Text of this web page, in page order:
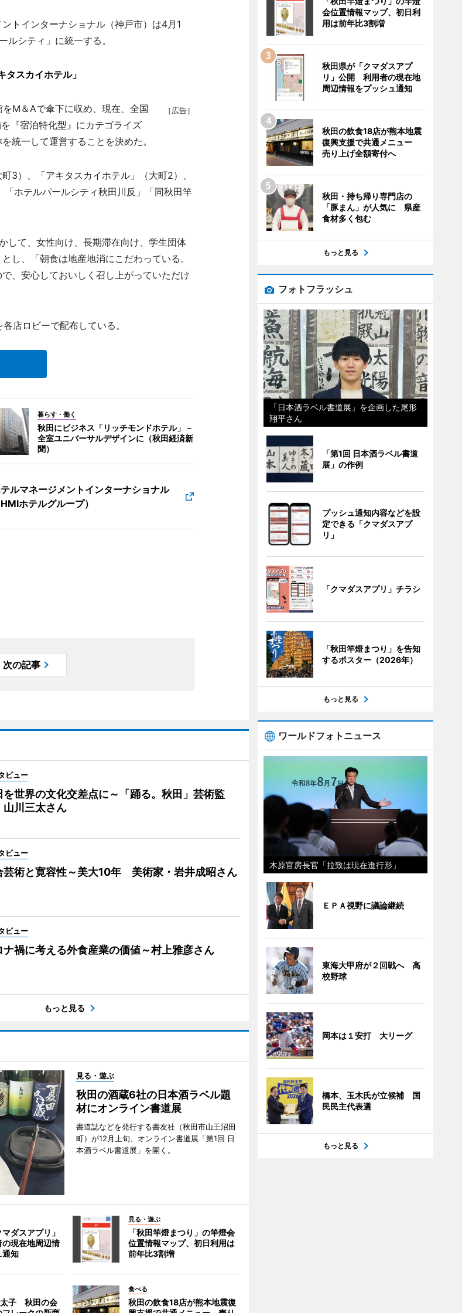
トインターナショナル（神戸市）は4月1
シティ」に統一する。
タスカイホテル」
［広告］
M＆Aで傘下に収め、現在、全国
『宿泊特化型』にカテゴライズ
統一して運営することを決めた。
3）、「アキタスカイホテル」（大町2）、
ホテルパールシティ秋田川反」「同秋田竿
て、女性向け、長期滞在向け、学生団体
し、「朝食は地産地消にこだわっている。
、安心しておいしく召し上がっていただけ
店ロビーで配布している。
暮らす・働く
秋田にビジネス「リッチモンドホテル」－
全室ユニバーサルデザインに（秋田経済新
聞）
ルマネージメントインターナショナル
HMIホテルグループ）
次の記事
ビュー
を世界の文化交差点に～「踊る。秋田」芸術監
山川三太さん
ビュー
芸術と寛容性～美大10年 美術家・岩井成昭さん
ビュー
ナ禍に考える外食産業の価値～村上雅彦さん
もっと見る
見る・遊ぶ
秋田の酒蔵6社の日本酒ラベル題
材にオンライン書道展
書道誌などを発行する書友社（秋田市山王沼田
町）が12月上旬、オンライン書道展「第1回 日
本酒ラベル書道展」を開く。
ダスアプリ」
現在地周辺情
通知
見る・遊ぶ
「秋田竿燈まつり」の竿燈会
位置情報マップ、初日利用は
前年比3割増
子 秋田の会
食べる
秋田の飲食18店が熊本地震復
会位置情報マップ、初日利
用は前年比3割増
秋田県が「クマダスアプ
リ」公開 利用者の現在地
周辺情報をプッシュ通知
秋田の飲食18店が熊本地震
復興支援で共通メニュー
売り上げ全額寄付へ
秋田・持ち帰り専門店の
「豚まん」が人気に 県産
食材多く包む
もっと見る
フォトフラッシュ
「日本酒ラベル書道展」を企画した尾形
翔平さん
「第1回 日本酒ラベル書道
展」の作例
プッシュ通知内容などを設
定できる「クマダスアプ
リ」
「クマダスアプリ」チラシ
「秋田竿燈まつり」を告知
するポスター（2026年）
もっと見る
ワールドフォトニュース
木原官房長官「拉致は現在進行形」
ＥＰＡ視野に議論継続
東海大甲府が２回戦へ 高
校野球
岡本は１安打 大リーグ
橋本、玉木氏が立候補 国
民民主代表選
もっと見る